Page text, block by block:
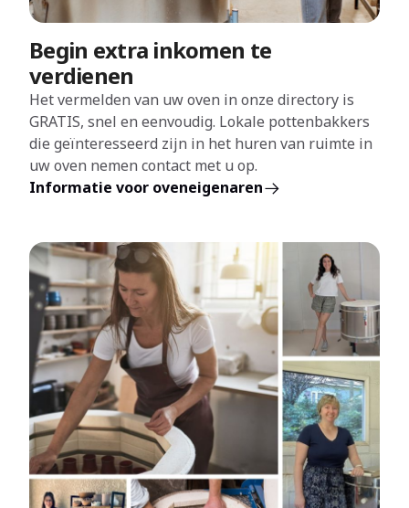
Begin extra inkomen te
verdienen
Het vermelden van uw oven in onze directory is
GRATIS, snel en eenvoudig. Lokale pottenbakkers
die geïnteresseerd zijn in het huren van ruimte in
uw oven nemen contact met u op.
Informatie voor oveneigenaren